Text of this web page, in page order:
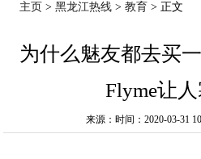
主页 >黑龙江热线 >教育 > 正文
为什么魅友都去买
Flyme让
来源：时间：2020-03-31